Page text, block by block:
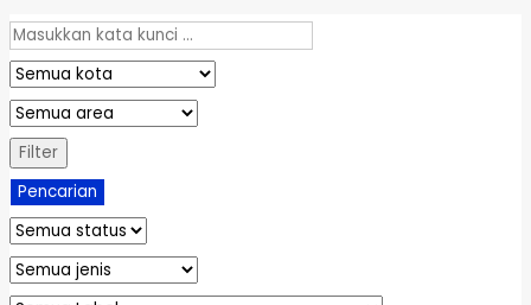
Filter
Pencarian